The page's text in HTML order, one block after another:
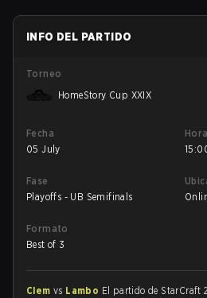
INFO DEL PARTIDO
Torneo
HomeStory Cup XXIX
Fecha
05 July
Fase
Playoffs - UB Semifinals
Formato
Best of 3
Clem vs Lambo El partido de StarCraft